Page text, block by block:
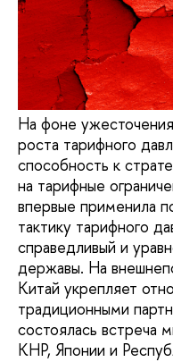
На фоне
роста тарифного
способность к
на тарифные
впервые применила
тактику тарифного
справедливый и
державы. На
Китай укрепляет
традиционными
состоялась встреча
КНР, Японии и